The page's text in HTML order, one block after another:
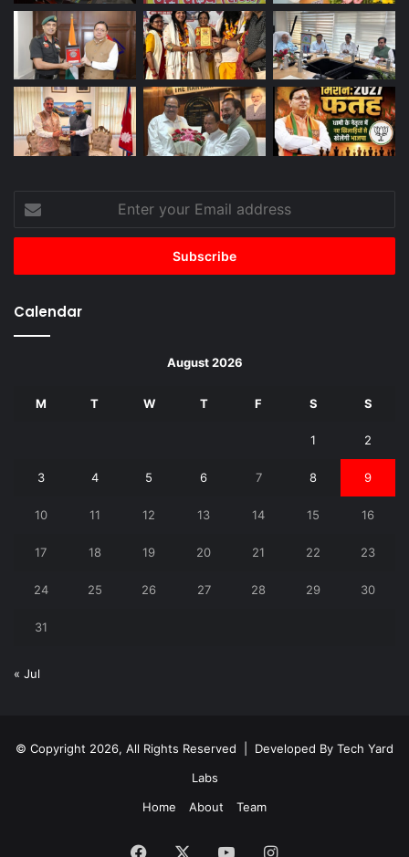
your
Email
Calendar
August 2026
M T W T F S S
1 2
3 4 5 6 7 8 9
10 11 12 13 14 15 16
17 18 19 20 21 22 23
24 25 26 27 28 29 30
31
« Jul
© Copyright 2026, All Rights Reserved | Developed By Tech Yard
Labs
Home
About Team
Facebook YouTubeInstagram